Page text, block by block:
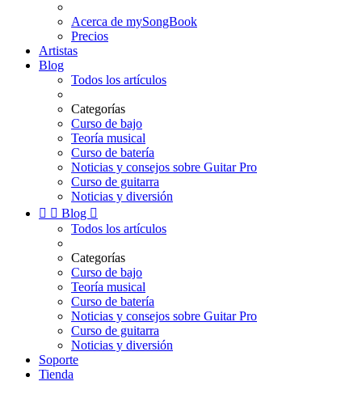
Acerca de mySongBook
Precios
Artistas
Blog
Todos los artículos
Categorías
Curso de bajo
Teoría musical
Curso de batería
Noticias y consejos sobre Guitar Pro
Curso de guitarra
Noticias y diversión
  Blog 
Todos los artículos
Categorías
Curso de bajo
Teoría musical
Curso de batería
Noticias y consejos sobre Guitar Pro
Curso de guitarra
Noticias y diversión
Soporte
Tienda